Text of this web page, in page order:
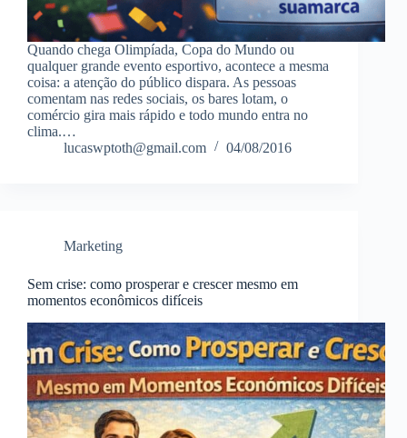
Quando chega Olimpíada, Copa do Mundo ou
qualquer grande evento esportivo, acontece a mesma
coisa: a atenção do público dispara. As pessoas
comentam nas redes sociais, os bares lotam, o
comércio gira mais rápido e todo mundo entra no
clima.…
lucaswptoth@gmail.com
04/08/2016
Marketing
Sem crise: como prosperar e crescer mesmo em
momentos econômicos difíceis